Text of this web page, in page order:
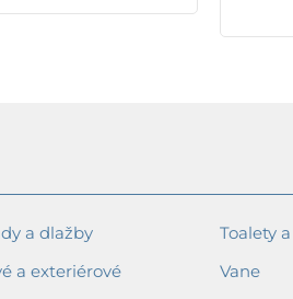
a dlažby
a exteriérové
Toalety
Vane